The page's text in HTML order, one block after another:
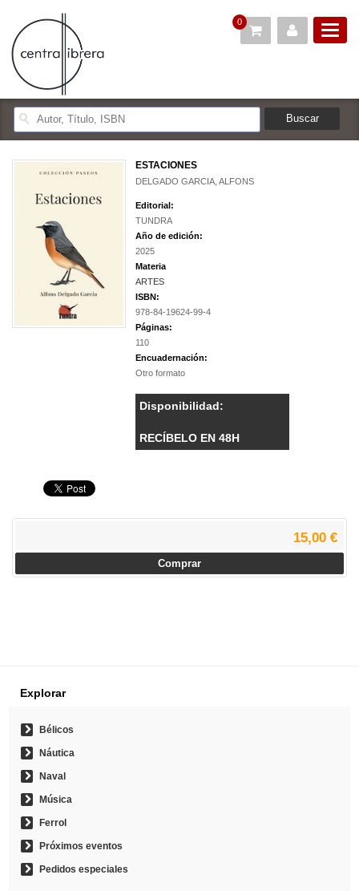
0
ESTACIONES
DELGADO GARCIA, ALFONS
Editorial:
TUNDRA
Año de edición:
2025
Materia
ARTES
ISBN:
978-84-19624-99-4
Páginas:
110
Encuadernación:
Otro formato
Disponibilidad:
RECÍBELO EN 48H
15,00 €
Comprar
Explorar
Bélicos
Náutica
Naval
Música
Ferrol
Próximos eventos
Pedidos especiales